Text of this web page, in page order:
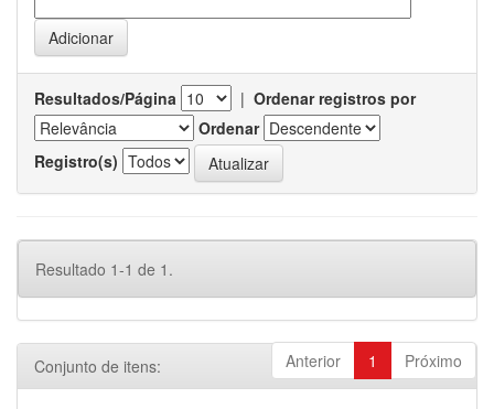
Resultados/Página | Ordenar registros por
Ordenar
Registro(s)
Resultado 1-1 de 1.
Anterior 1 Próximo
Conjunto de itens: